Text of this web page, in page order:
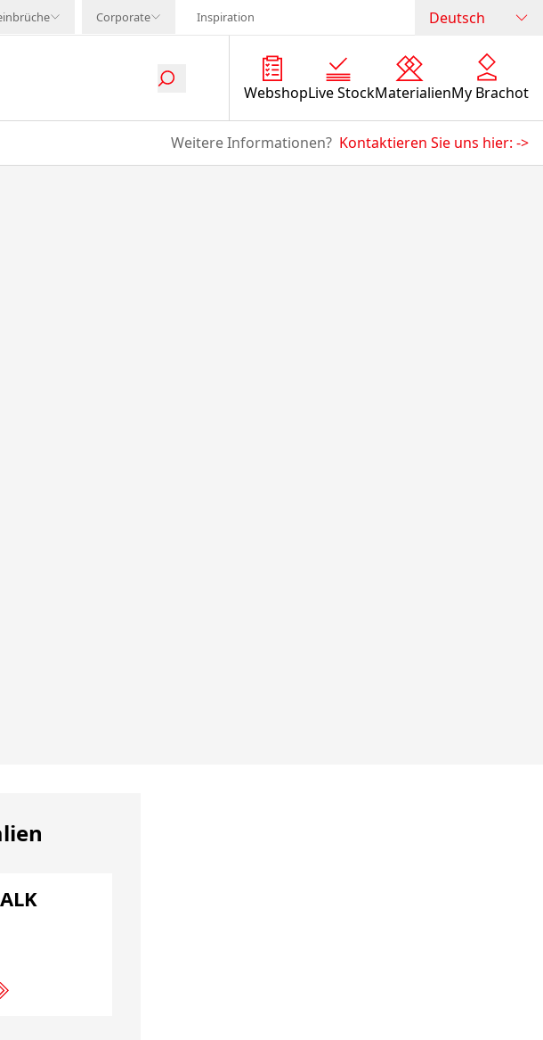
Corporate Inspiration Deutsch
WebshopLive StockMaterialienMy Brachot
Weitere Informationen? Kontaktieren Sie uns hier: ->